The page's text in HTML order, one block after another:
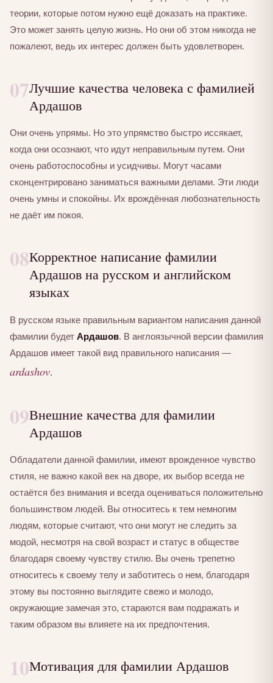
теории, которые потом нужно ещё доказать на практике.
Это может занять целую жизнь. Но они об этом никогда не
пожалеют, ведь их интерес должен быть удовлетворен.
07Лучшие качества человека с фамилией
Ардашов
Они очень упрямы. Но это упрямство быстро иссякает,
когда они осознают, что идут неправильным путем. Они
очень работоспособны и усидчивы. Могут часами
сконцентрировано заниматься важными делами. Эти люди
очень умны и спокойны. Их врождённая любознательность
не даёт им покоя.
08Корректное написание фамилии
Ардашов на русском и английском
языках
В русском языке правильным вариантом написания данной
фамилии будет Ардашов. В англоязычной версии фамилия
Ардашов имеет такой вид правильного написания —
ardashov.
09Внешние качества для фамилии
Ардашов
Обладатели данной фамилии, имеют врожденное чувство
стиля, не важно какой век на дворе, их выбор всегда не
остаётся без внимания и всегда оцениваться положительно
большинством людей. Вы относитесь к тем немногим
людям, которые считают, что они могут не следить за
модой, несмотря на свой возраст и статус в обществе
благодаря своему чувству стилю. Вы очень трепетно
относитесь к своему телу и заботитесь о нем, благодаря
этому вы постоянно выглядите свежо и молодо,
окружающие замечая это, стараются вам подражать и
таким образом вы влияете на их предпочтения.
10Мотивация для фамилии Ардашов